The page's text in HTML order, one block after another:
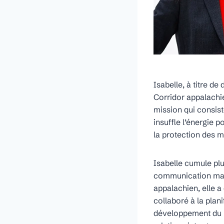
Isabelle, à titre de
Corridor
mission qui
insuffle l’énergie
la protection des
Isabelle cumule
communication
appalachien, elle a
collaboré à la
développement